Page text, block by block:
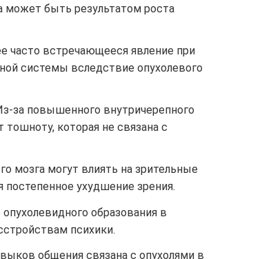
может быть результатом роста
часто встречающееся явление при
системы вследствие опухолевого
за повышенного внутричерепного
которая не связана с
мозга могут влиять на зрительные
ухудшение зрения.
образования в
психики.
общения связана с опухолями в